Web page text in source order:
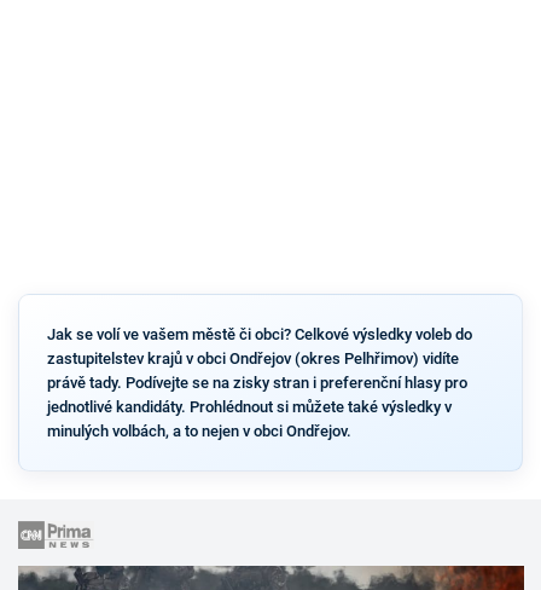
Jak se volí ve vašem městě či obci? Celkové výsledky voleb do
zastupitelstev krajů v obci Ondřejov (okres Pelhřimov) vidíte
právě tady. Podívejte se na zisky stran i preferenční hlasy pro
jednotlivé kandidáty. Prohlédnout si můžete také výsledky v
minulých volbách, a to nejen v obci Ondřejov.